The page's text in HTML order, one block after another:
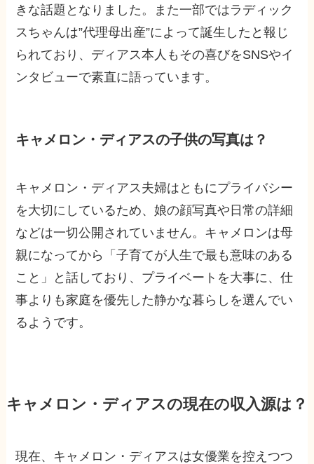
きな話題となりました。また一部ではラディック
スちゃんは”代理母出産”によって誕生したと報じ
られており、ディアス本人もその喜びをSNSやイ
ンタビューで素直に語っています。
キャメロン・ディアスの子供の写真は？
キャメロン・ディアス夫婦はともにプライバシー
を大切にしているため、娘の顔写真や日常の詳細
などは一切公開されていません。キャメロンは母
親になってから「子育てが人生で最も意味のある
こと」と話しており、プライベートを大事に、仕
事よりも家庭を優先した静かな暮らしを選んでい
るようです。
キャメロン・ディアスの現在の収入源は？
現在、キャメロン・ディアスは女優業を控えつつ